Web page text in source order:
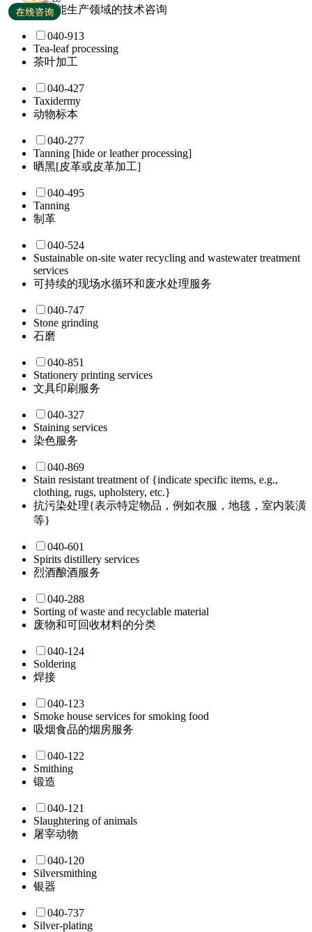
太阳能生产领域的技术咨询
040-913
Tea-leaf processing
茶叶加工
040-427
Taxidermy
动物标本
040-277
Tanning [hide or leather processing]
晒黑[皮革或皮革加工]
040-495
Tanning
制革
040-524
Sustainable on-site water recycling and wastewater treatment
services
可持续的现场水循环和废水处理服务
040-747
Stone grinding
石磨
040-851
Stationery printing services
文具印刷服务
040-327
Staining services
染色服务
040-869
Stain resistant treatment of {indicate specific items, e.g.,
clothing, rugs, upholstery, etc.}
抗污染处理{表示特定物品，例如衣服，地毯，室内装潢
等}
040-601
Spirits distillery services
烈酒酿酒服务
040-288
Sorting of waste and recyclable material
废物和可回收材料的分类
040-124
Soldering
焊接
040-123
Smoke house services for smoking food
吸烟食品的烟房服务
040-122
Smithing
锻造
040-121
Slaughtering of animals
屠宰动物
040-120
Silversmithing
银器
040-737
Silver-plating